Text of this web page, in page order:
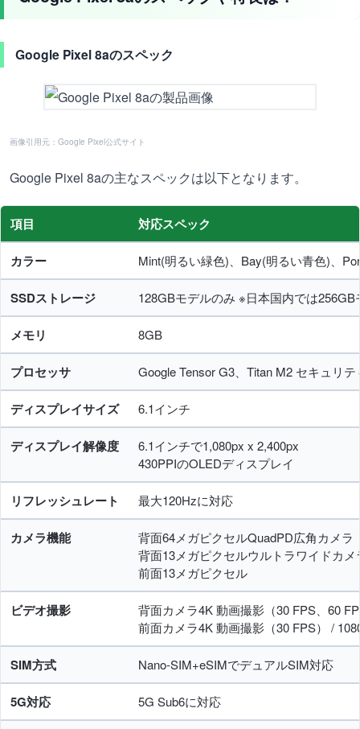
Google Pixel 8aのスペック
画像引用元：Google Pixel公式サイト
Google Pixel 8aの主なスペックは以下となります。
項目 対応スペック
カラー Mint(明るい緑色)、Bay(明るい青色)、
SSDストレージ 128GBモデルのみ ※日本国内では
メモリ 8GB
プロセッサ Google Tensor G3、Titan M2 セキュリ
ディスプレイサイズ 6.1インチ
ディスプレイ解像度
6.1インチで1,080px x 2,400px
430PPIのOLEDディスプレイ
リフレッシュレート 最大120Hzに対応
カメラ機能
背面64メガピクセルQuadPD広角カメラ
背面13メガピクセルウルトラワイドカメ
前面13メガピクセル
ビデオ撮影
背面カメラ4K 動画撮影（30 FPS、60
前面カメラ4K 動画撮影（30 FPS） /
SIM方式 Nano-SIM+eSIMでデュアルSIM対応
5G対応 5G Sub6に対応